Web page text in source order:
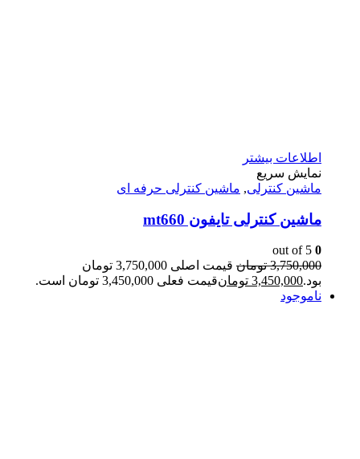
اطلاعات بیشتر
نمایش سریع
ماشین کنترلی, ماشین کنترلی حرفه ای
ماشین کنترلی تایفون mt660
0
3,750,000 تومان
قیمت اصلی 3,750,000 تومان
بود.3,450,000 تومانقیمت فعلی 3,450,000 تومان است.
ناموجود